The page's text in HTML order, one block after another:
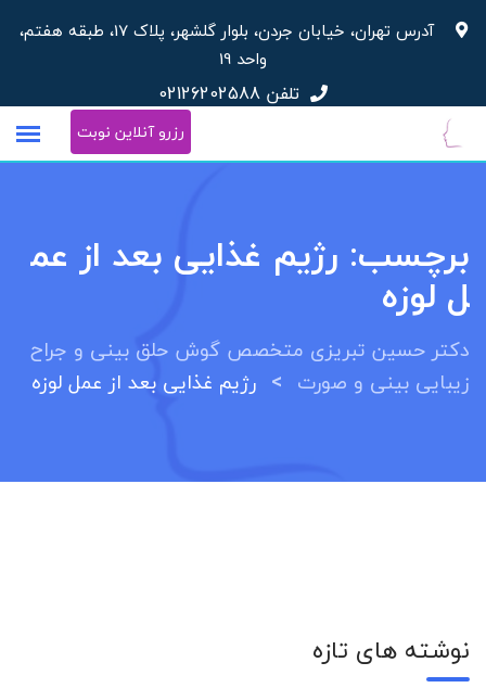
آدرس تهران، خیابان جردن، بلوار گلشهر، پلاک 17، طبقه هفتم،
واحد 19
تلفن 02126202588
رزرو آنلاین نوبت
برچسب: رژیم غذایی بعد از عم
ل لوزه
دکتر حسین تبریزی متخصص گوش حلق بینی و جراح
زیبایی بینی و صورت > رژیم غذایی بعد از عمل لوزه
نوشته های تازه